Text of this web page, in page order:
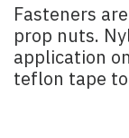
Fasteners
prop nuts.
application
teflon tape